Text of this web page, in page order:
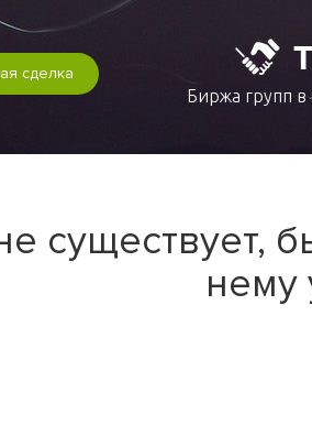
сделка
Биржа групп в
существует,
нему